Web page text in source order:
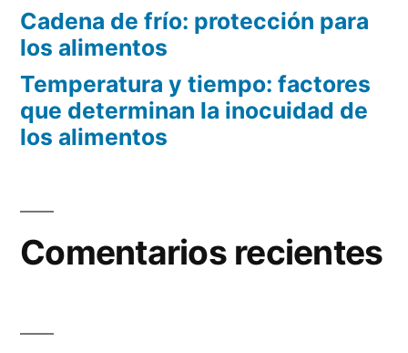
Cadena de frío: protección para
los alimentos
Temperatura y tiempo: factores
que determinan la inocuidad de
los alimentos
Comentarios recientes